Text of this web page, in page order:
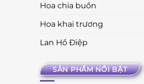
Hoa chia buồn
Hoa khai trương
Lan Hồ Điệp
SẢN PHẨM NỔI BẬT